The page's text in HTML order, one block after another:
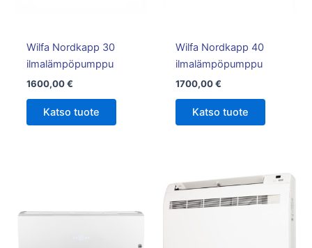
Wilfa Nordkapp 30
ilmalämpöpumppu
1600,00€
Katso tuote
Wilfa Nordkapp 40
ilmalämpöpumppu
1700,00€
Katso tuote